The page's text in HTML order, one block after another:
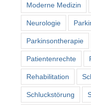
Moderne Medizin
Neurologie
Parkinsontherapie
Patientenrechte
Rehabilitation
Schluckstörung